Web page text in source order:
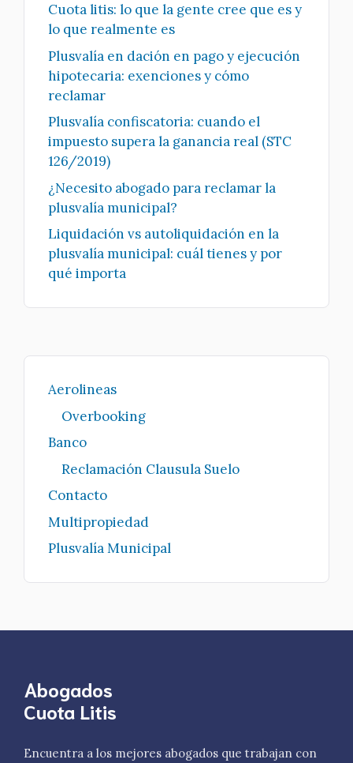
Cuota litis: lo que la gente cree que es y
lo que realmente es
Plusvalía en dación en pago y ejecución
hipotecaria: exenciones y cómo
reclamar
Plusvalía confiscatoria: cuando el
impuesto supera la ganancia real (STC
126/2019)
¿Necesito abogado para reclamar la
plusvalía municipal?
Liquidación vs autoliquidación en la
plusvalía municipal: cuál tienes y por
qué importa
Aerolineas
Overbooking
Banco
Reclamación Clausula Suelo
Contacto
Multipropiedad
Plusvalía Municipal
Abogados
Cuota Litis
Encuentra a los mejores abogados que trabajan con